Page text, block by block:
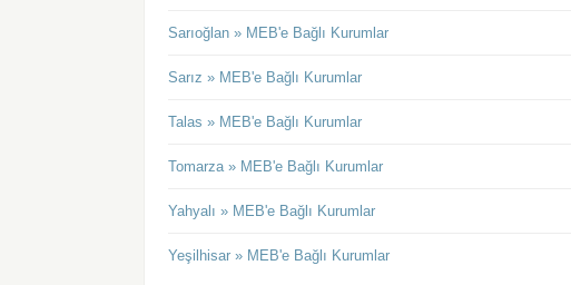
Sarıoğlan » MEB'e Bağlı Kurumlar
Sarız » MEB'e Bağlı Kurumlar
Talas » MEB'e Bağlı Kurumlar
Tomarza » MEB'e Bağlı Kurumlar
Yahyalı » MEB'e Bağlı Kurumlar
Yeşilhisar » MEB'e Bağlı Kurumlar